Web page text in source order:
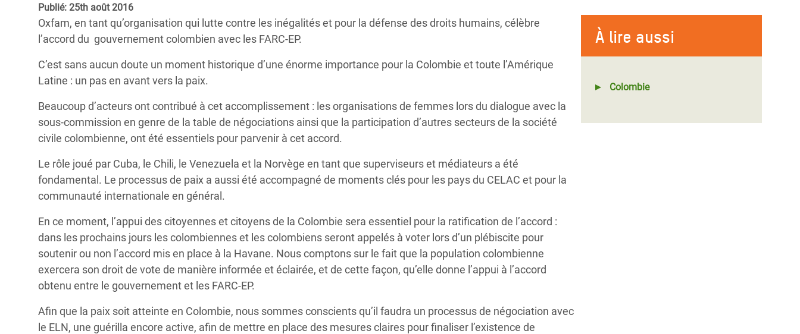
Conflits et Catastrophes
Inégalités Extrêmes et
Inequality and Rights in a
Gender, Rights, and Justice
Alimentaire en Afrique de
l’Est
Crise au Yémen
au Bangladesh
Crise des Réfugié·es au
Crise en Syrie
#MonClimatMonAvenir
Mettons Fin à la Souffrance qui se Cache
Les Violences Faites aux Femmes et aux
Publié: 25th août 2016
À lire aussi
Colombie
Oxfam, en tant qu’organisation qui lutte contre les inégalités et pour la défense des droits humains, célèbre
l’accord du gouvernement colombien avec les FARC-EP.
C’est sans aucun doute un moment historique d’une énorme importance pour la Colombie et toute l’Amérique
Latine : un pas en avant vers la paix.
Beaucoup d’acteurs ont contribué à cet accomplissement : les organisations de femmes lors du dialogue avec la
sous-commission en genre de la table de négociations ainsi que la participation d’autres secteurs de la société
civile colombienne, ont été essentiels pour parvenir à cet accord.
Le rôle joué par Cuba, le Chili, le Venezuela et la Norvège en tant que superviseurs et médiateurs a été
fondamental. Le processus de paix a aussi été accompagné de moments clés pour les pays du CELAC et pour la
communauté internationale en général.
En ce moment, l’appui des citoyennes et citoyens de la Colombie sera essentiel pour la ratification de l’accord :
dans les prochains jours les colombiennes et les colombiens seront appelés à voter lors d’un plébiscite pour
soutenir ou non l’accord mis en place à la Havane. Nous comptons sur le fait que la population colombienne
exercera son droit de vote de manière informée et éclairée, et de cette façon, qu’elle donne l’appui à l’accord
obtenu entre le gouvernement et les FARC-EP.
Afin que la paix soit atteinte en Colombie, nous sommes conscients qu’il faudra un processus de négociation avec
le ELN, une guérilla encore active, afin de mettre en place des mesures claires pour finaliser l’existence de